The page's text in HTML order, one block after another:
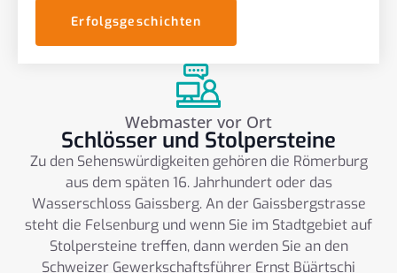
Erfolgsgeschichten
Webmaster vor Ort
Schlösser und Stolpersteine
Zu den Sehenswürdigkeiten gehören die Römerburg
aus dem späten 16. Jahrhundert oder das
Wasserschloss Gaissberg. An der Gaissbergstrasse
steht die Felsenburg und wenn Sie im Stadtgebiet auf
Stolpersteine treffen, dann werden Sie an den
Schweizer Gewerkschaftsführer Ernst Büärtschi